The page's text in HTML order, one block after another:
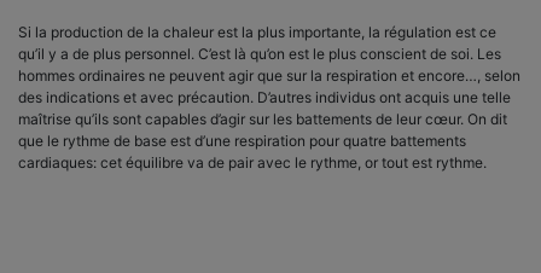
Si la production de la chaleur est la plus importante, la régulation est ce
qu’il y a de plus personnel. C’est là qu’on est le plus conscient de soi. Les
hommes ordinaires ne peuvent agir que sur la respiration et encore…, selon
des indications et avec précaution. D’autres individus ont acquis une telle
maîtrise qu’ils sont capables d’agir sur les battements de leur cœur. On dit
que le rythme de base est d’une respiration pour quatre battements
cardiaques: cet équilibre va de pair avec le rythme, or tout est rythme.